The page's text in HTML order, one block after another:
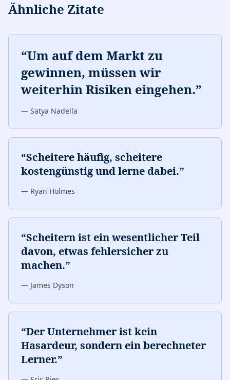
Ähnliche Zitate
“Um auf dem Markt zu
gewinnen, müssen wir
weiterhin Risiken eingehen.”
— Satya Nadella
“Scheitere häufig, scheitere
kostengünstig und lerne dabei.”
— Ryan Holmes
“Scheitern ist ein wesentlicher Teil
davon, etwas fehlersicher zu
machen.”
— James Dyson
“Der Unternehmer ist kein
Hasardeur, sondern ein berechneter
Lerner.”